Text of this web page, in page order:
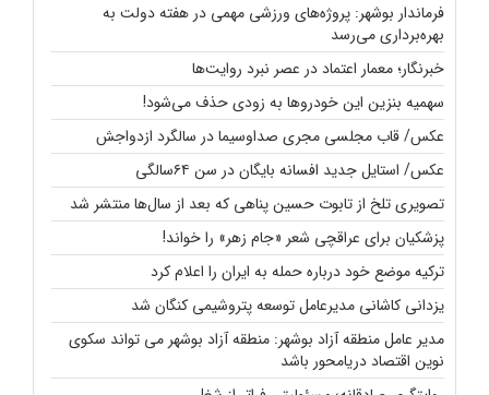
فرماندار بوشهر: پروژه‌های ورزشی مهمی در هفته دولت به
بهره‌برداری می‌رسد
خبرنگار؛ معمار اعتماد در عصر نبرد روایت‌ها
سهمیه بنزین این خودروها به زودی حذف می‌شود!
عکس/ قاب مجلسی مجری صداوسیما در سالگرد ازدواجش
عکس/ استایل جدید افسانه بایگان در سن ۶۴سالگی
تصویری تلخ از تابوت حسین پناهی که بعد از سال‌ها منتشر شد
پزشکیان برای عراقچی شعر «جام زهر» را خواند!
ترکیه موضع خود درباره حمله به ایران را اعلام کرد
یزدانی کاشانی مدیرعامل توسعه پتروشیمی کنگان شد
مدیر عامل منطقه آزاد بوشهر: منطقه آزاد بوشهر می تواند سکوی
نوین اقتصاد دریامحور باشد